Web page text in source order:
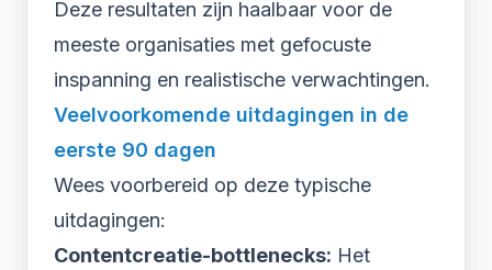
Deze resultaten zijn haalbaar voor de
meeste organisaties met gefocuste
inspanning en realistische verwachtingen.
Veelvoorkomende uitdagingen in de
eerste 90 dagen
Wees voorbereid op deze typische
uitdagingen:
Contentcreatie-bottlenecks: Het